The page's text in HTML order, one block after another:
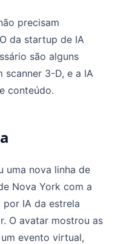
precisam
da startup de IA
são alguns
scanner 3-D, e a IA
conteúdo.
uma nova linha de
Nova York com a
IA da estrela
O avatar mostrou as
evento virtual,